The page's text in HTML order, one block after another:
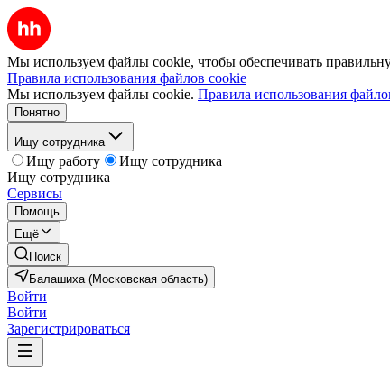
Мы используем файлы cookie, чтобы обеспечивать
Правила использования файлов cookie
Мы используем файлы cookie. Правила использования
Понятно
Ищу сотрудника
Ищу работу
Ищу сотрудника
Ищу сотрудника
Сервисы
Помощь
Ещё
Поиск
Балашиха (Московская область)
Войти
Войти
Зарегистрироваться